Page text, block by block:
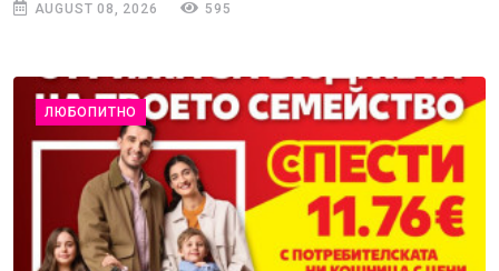
AUGUST 08, 2026 595
ЛЮБОПИТНО